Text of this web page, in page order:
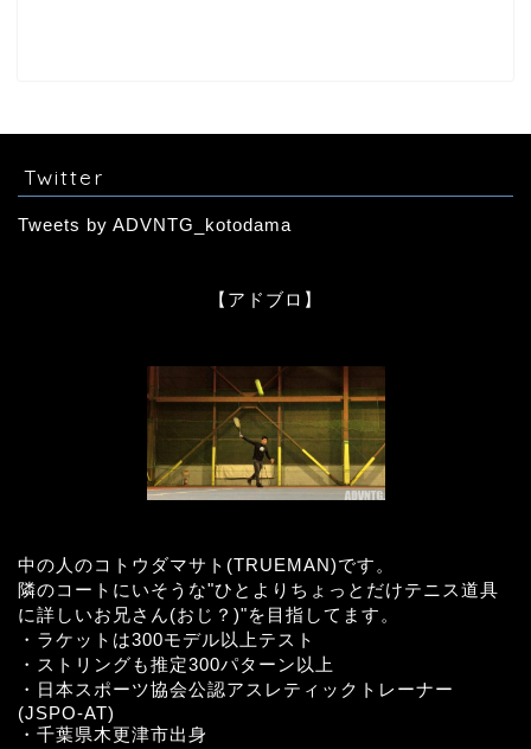
Twitter
Tweets by ADVNTG_kotodama
【アドブロ】
中の人のコトウダマサト(TRUEMAN)です。
隣のコートにいそうな"ひとよりちょっとだけテニス道具
に詳しいお兄さん(おじ？)"を目指してます。
・ラケットは300モデル以上テスト
・ストリングも推定300パターン以上
・日本スポーツ協会公認アスレティックトレーナー
(JSPO-AT)
・千葉県木更津市出身